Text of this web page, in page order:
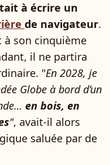
à écrire un
de navigateur.
à son cinquième
il ne partira
"En 2028, je
Globe à bord d’un
en bois, en
", avait-il alors
saluée par de